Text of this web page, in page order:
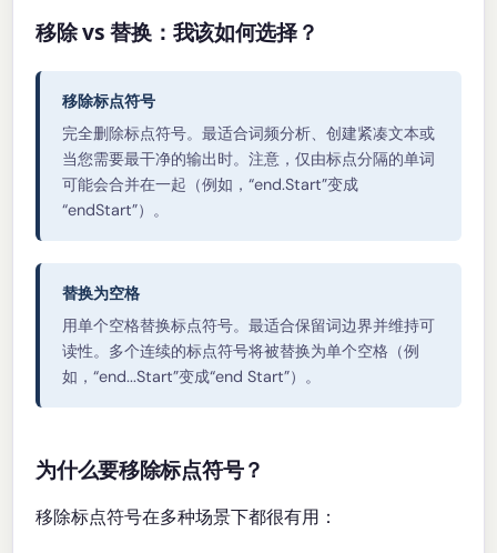
移除 vs 替换：我该如何选择？
移除标点符号
完全删除标点符号。最适合词频分析、创建紧凑文本或
当您需要最干净的输出时。注意，仅由标点分隔的单词
可能会合并在一起（例如，“end.Start”变成
“endStart”）。
替换为空格
用单个空格替换标点符号。最适合保留词边界并维持可
读性。多个连续的标点符号将被替换为单个空格（例
如，“end...Start”变成“end Start”）。
为什么要移除标点符号？
移除标点符号在多种场景下都很有用：